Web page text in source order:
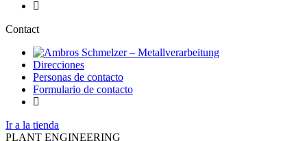
Contact
Direcciones
Personas de contacto
Formulario de contacto
Ir a la tienda
PLANT ENGINEERING